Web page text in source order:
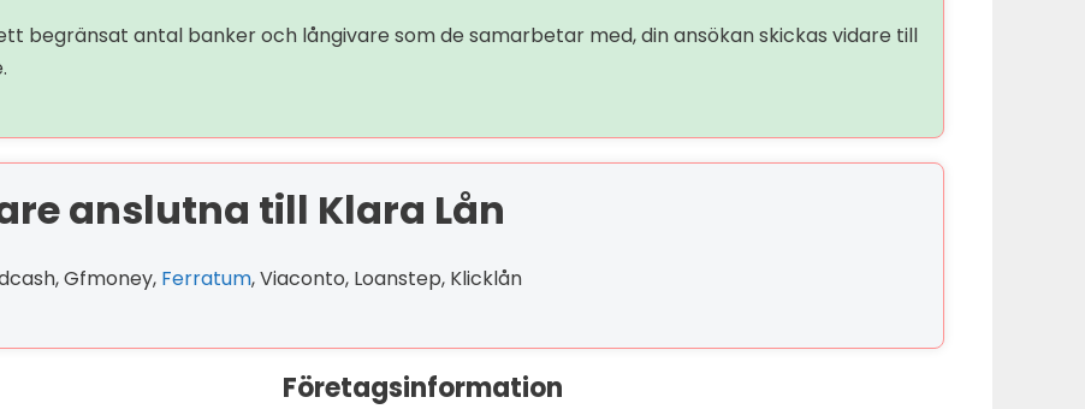
begränsat antal banker och långivare som de samarbetar med, din ansökan skickas vidare till
anslutna till Klara Lån
Gfmoney, Ferratum, Viaconto, Loanstep, Klicklån
Företagsinformation